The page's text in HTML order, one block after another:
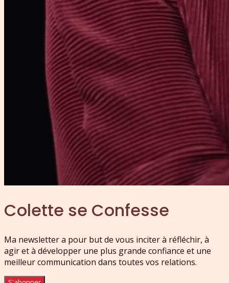
Colette se Confesse
Ma newsletter a pour but de vous inciter à réfléchir, à
agir et à développer une plus grande confiance et une
meilleur communication dans toutes vos relations.